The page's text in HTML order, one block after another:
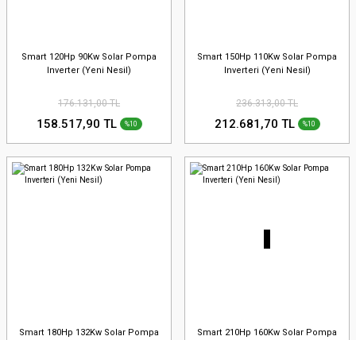
Smart 120Hp 90Kw Solar Pompa
Inverter (Yeni Nesil)
176.131,00 TL
158.517,90 TL %10
Smart 150Hp 110Kw Solar Pompa
Inverteri (Yeni Nesil)
236.313,00 TL
212.681,70 TL %10
Smart 180Hp 132Kw Solar Pompa
Smart 210Hp 160Kw Solar Pompa